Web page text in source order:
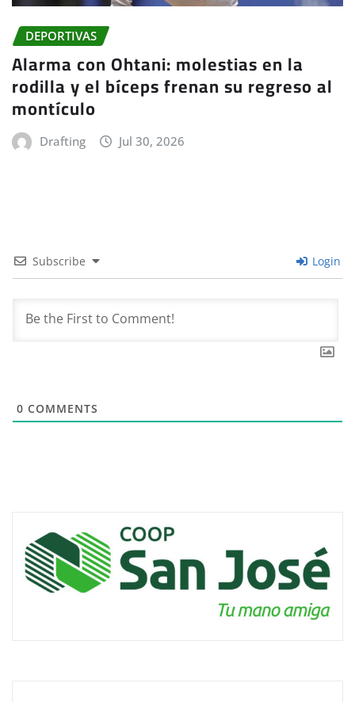
DEPORTIVAS
Alarma con Ohtani: molestias en la
rodilla y el bíceps frenan su regreso al
montículo
Drafting Jul 30, 2026
Subscribe Login
0 COMMENTS